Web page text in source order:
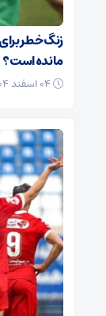
زنگ خطر
مانده است؟